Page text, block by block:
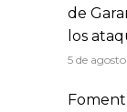
de
los
5 de